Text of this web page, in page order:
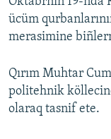
ücüm
merasimine
Qırım Muhtar
politehnik
olaraq tasnif ete.